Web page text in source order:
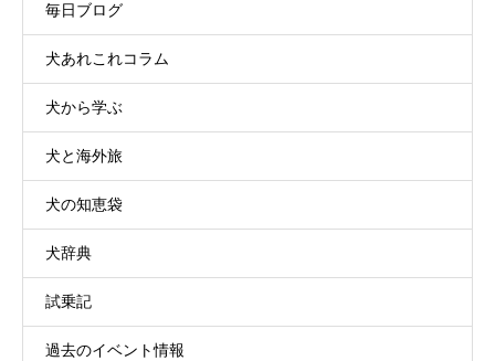
毎日ブログ
犬あれこれコラム
犬から学ぶ
犬と海外旅
犬の知恵袋
犬辞典
試乗記
過去のイベント情報